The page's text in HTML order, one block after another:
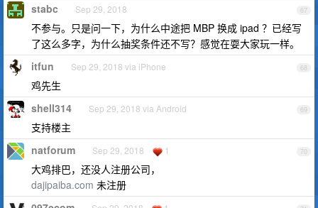
67
stabc Sep 29, 2018
不参与。只是问一下，为什么中途把 MBP 换成 ipad ？已经写
了这么多字，为什么抽奖条件还不写？感觉在耍大家玩一样。
68
itfun Sep 29, 2018 via iPhone
鸡先生
69
shell314 Sep 29, 2018 via Android
支持楼主
70
natforum Sep 29, 2018 1
大鸡排巴，还没人注册公司，
dajipaiba.com 未注册